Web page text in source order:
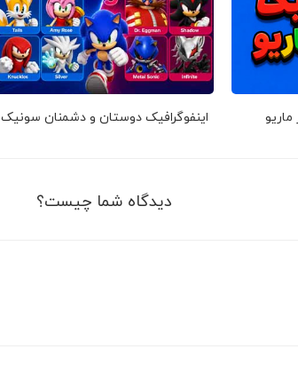
اینفوگرافیک دوستان و دشمنان سونیک
دیدگاه شما چیست؟